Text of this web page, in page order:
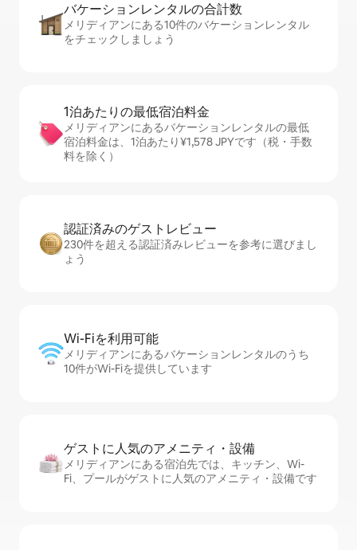
バケーションレ⁠ン⁠タ⁠ル⁠の合⁠計⁠数
メリディアンにある10件のバケーションレンタル
をチェックしましょう
1泊あたりの最⁠低⁠宿⁠泊⁠料⁠金
メリディアンにあるバケーションレンタルの最低
宿泊料金は、1泊あたり¥1,578 JPYです（税・手数
料を除く）
認証済みのゲ⁠ス⁠ト⁠レ⁠ビ⁠ュ⁠ー
230件を超える認証済みレビューを参考に選びまし
ょう
Wi-Fiを利⁠用⁠可⁠能
メリディアンにあるバケーションレンタルのうち
10件がWi-Fiを提供しています
ゲストに人⁠気⁠のア⁠メ⁠ニ⁠テ⁠ィ・設⁠備
メリディアンにある宿泊先では、キッチン、Wi-
Fi、プールがゲストに人気のアメニティ・設備です